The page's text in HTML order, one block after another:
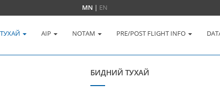
MN | EN
AIP NOTAM PRE/POST FLIGHT INFO
БИДНИЙ ТУХАЙ